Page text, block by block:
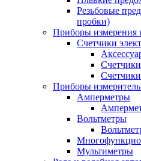
Резьбовые
пробки)
Приборы измерения
Счетчики
Приборы
Амперметры
Вольтметры
Мультиметры